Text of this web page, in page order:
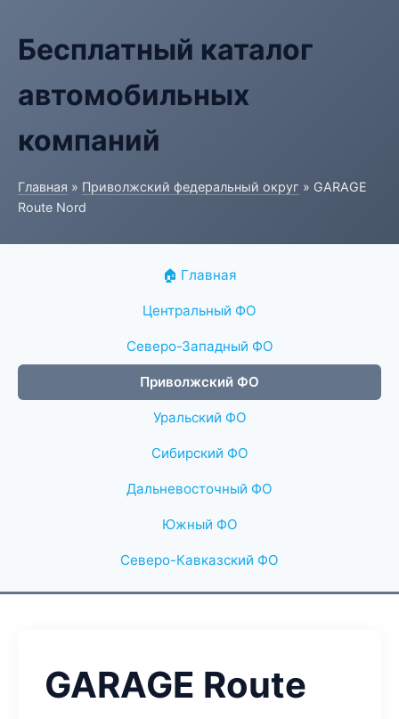
Бесплатный каталог
автомобильных
компаний
Главная » Приволжский федеральный округ » GARAGE
Route Nord
🏠 Главная
Центральный ФО
Северо-Западный ФО
Приволжский ФО
Уральский ФО
Сибирский ФО
Дальневосточный ФО
Южный ФО
Северо-Кавказский ФО
GARAGE Route